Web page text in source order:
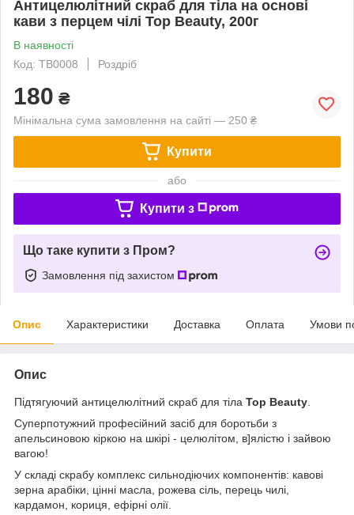
Антицелюлітний скраб для тіла на основі
кави з перцем чілі Top Beauty, 200г
В наявності
Код: TB0008
Роздріб
180 ₴
Мінімальна сума замовлення на сайті — 250 ₴
Купити
або
Купити з
Що таке купити з Пром?
Замовлення під захистом
Опис Характеристики Доставка Оплата Умови
Опис
Підтягуючий антицелюлітний скраб для тіла Top Beauty
Суперпотужний професійний засіб для боротьби з
апельсиновою кіркою на шкірі - целюлітом, в]ялістю і зайвою
вагою!
У складі скрабу комплекс сильнодіючих компонентів: кавові
зерна арабіки, цінні масла, рожева сіль, перець чилі,
кардамон, кориця, ефірні олії.